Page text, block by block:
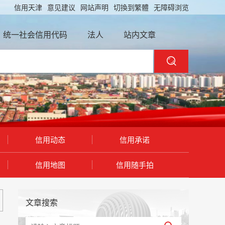
无障碍浏览
切換到繁體
网站声明
意见建议
信用天津
统一社会信用代码 法人 站内文章
信用动态 信用承诺
信用地图 信用随手拍
文章搜索